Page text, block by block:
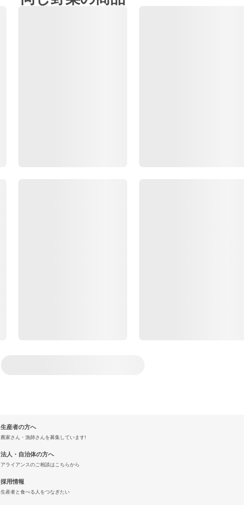
生産者の方へ
農家さん・漁師さんを募集しています!
法人・自治体の方へ
アライアンスのご相談はこちらから
採用情報
生産者と食べる人をつなぎたい